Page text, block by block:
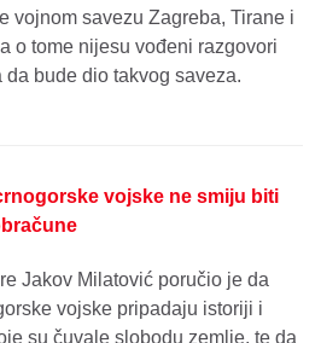
vojnom savezu Zagreba, Tirane i
o tome nijesu vođeni razgovori
bude dio takvog saveza.
vojske ne smiju biti
Jakov Milatović poručio je da
vojske pripadaju istoriji i
su čuvale slobodu zemlje, te da